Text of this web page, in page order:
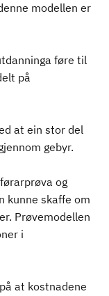
modellen er
føre til
på
at ein stor del
gebyr.
og
kunne skaffe om
Prøvemodellen
i
at kostnadene